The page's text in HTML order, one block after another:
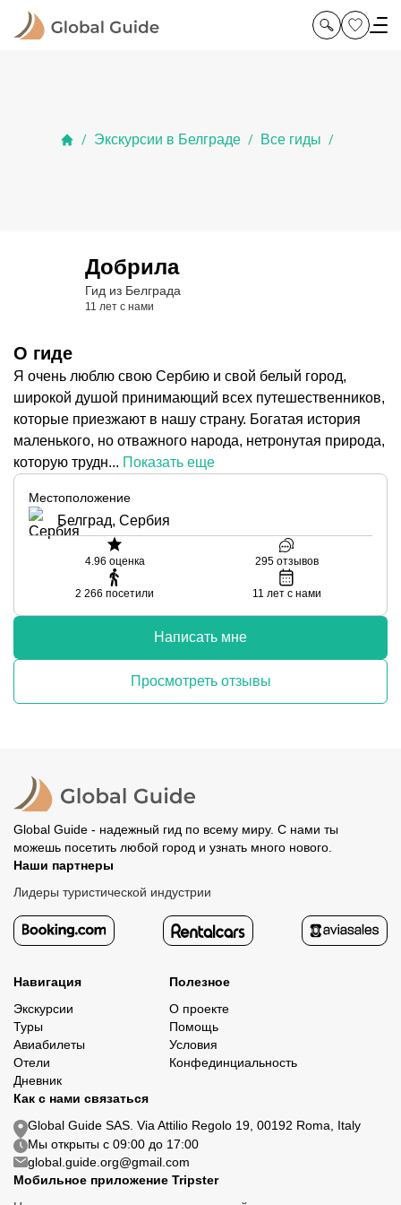
/ Экскурсии в Белграде / Все гиды /
Добрила
Гид из Белграда
11 лет с нами
О гиде
Я очень люблю свою Сербию и свой белый город,
широкой душой принимающий всех путешественников,
которые приезжают в нашу страну. Богатая история
маленького, но отважного народа, нетронутая природа,
которую трудн... Показать еще
Местоположение
Белград, Сербия
4.96 оценка 295 отзывов
2 266 посетили 11 лет с нами
Написать мне
Просмотреть отзывы
Global Guide - надежный гид по всему миру. С нами ты
можешь посетить любой город и узнать много нового.
Наши партнеры
Лидеры туристической индустрии
Навигация
Экскурсии
Туры
Авиабилеты
Отели
Дневник
Полезное
О проекте
Помощь
Условия
Конфединциальность
Как с нами связаться
Global Guide SAS. Via Attilio Regolo 19, 00192 Roma, Italy
Мы открыты с 09:00 до 17:00
global.guide.org@gmail.com
Мобильное приложение Tripster